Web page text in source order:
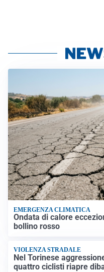
EMERGENZA CLIMATICA
Ondata di calore
bollino rosso
VIOLENZA STRADALE
Nel Torinese
quattro ciclisti riapre